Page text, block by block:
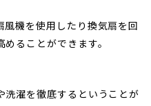
風機を使用したり換気扇を回
ることができます。
洗濯を徹底するということが